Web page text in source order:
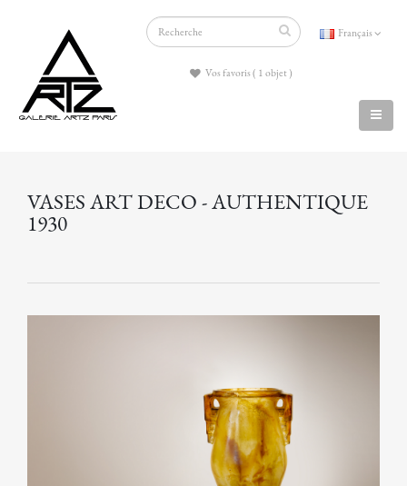
Français
Vos favoris ( 1 objet )
VASES ART DECO - AUTHENTIQUE
1930